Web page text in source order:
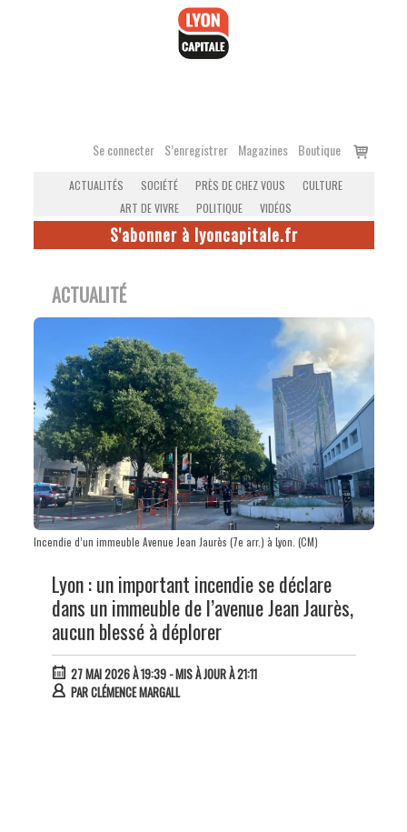
Se connecter S’enregistrer Magazines Boutique
Voir
ACTUALITÉS SOCIÉTÉ PRÈS DE CHEZ VOUS
CULTURE
ART DE VIVRE
POLITIQUE VIDÉOS
S'abonner à lyoncapitale.fr
ACTUALITÉ
Incendie d’un immeuble Avenue Jean Jaurès (7e arr.) à Lyon. (CM)
Lyon : un important incendie se déclare
dans un immeuble de l’avenue Jean Jaurès,
aucun blessé à déplorer
27 MAI 2026 À 19:39- MIS À JOUR À 21:11
PARCLÉMENCE MARGALL